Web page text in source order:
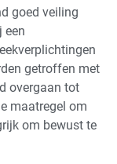
goed veiling
een
getroffen met
overgaan tot
maatregel om
om bewust te